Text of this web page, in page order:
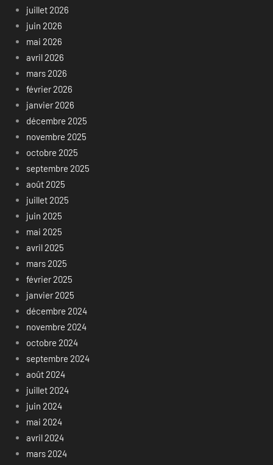
juillet 2026
juin 2026
mai 2026
avril 2026
mars 2026
février 2026
janvier 2026
décembre 2025
novembre 2025
octobre 2025
septembre 2025
août 2025
juillet 2025
juin 2025
mai 2025
avril 2025
mars 2025
février 2025
janvier 2025
décembre 2024
novembre 2024
octobre 2024
septembre 2024
août 2024
juillet 2024
juin 2024
mai 2024
avril 2024
mars 2024